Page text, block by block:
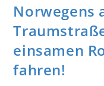
Norwegens
einsamen
fahren!